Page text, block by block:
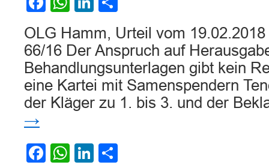
OLG Hamm, Urteil vom
66/16 Der Anspruch auf
Behandlungsunterlagen gibt kein
eine Kartei mit Samenspendern
der Kläger zu 1. bis 3. und der
→
Facebook
WhatsApp
LinkedIn